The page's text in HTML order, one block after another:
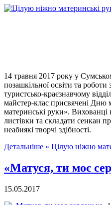
14 травня 2017 року у
позашкільної освіти та
туристсько-краєзнавчому
майстер-клас присвячені Дню
материнські руки».
листівки та складати сенкан
неабиякі творчі здібності.
Детальніше » Цілую ніжно
«Матуся, ти моє
15.05.2017